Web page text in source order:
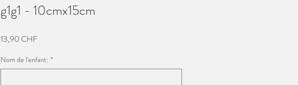
g1g1 - 10cmx15cm
13,90 CHFPrecio
Nom de l'enfant: *